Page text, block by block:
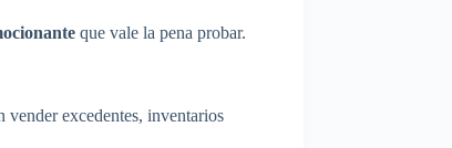
que vale la pena probar.
vender excedentes, inventarios